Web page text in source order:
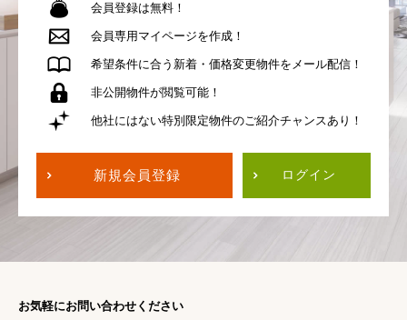
会員登録は無料！
会員専用 マイページを作成！
希望条件に合う 新着・価格変更物件を メール配信！
非公開物件が閲覧可能！
他社にはない特別限定物件のご紹介チャンスあり！
新規会員登録 ログイン
お気軽にお問い合わせください